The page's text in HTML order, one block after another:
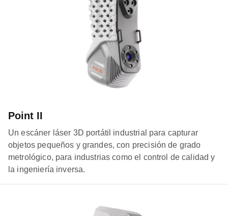
Point II
Un escáner láser 3D portátil industrial para capturar
objetos pequeños y grandes, con precisión de grado
metrológico, para industrias como el control de calidad y
la ingeniería inversa.